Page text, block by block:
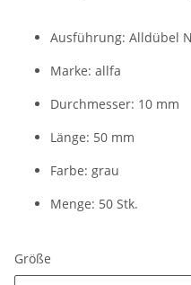
Ausführung: Alldübel
Marke: allfa
Durchmesser: 10 mm
Länge: 50 mm
Farbe: grau
Menge: 50 Stk.
Größe